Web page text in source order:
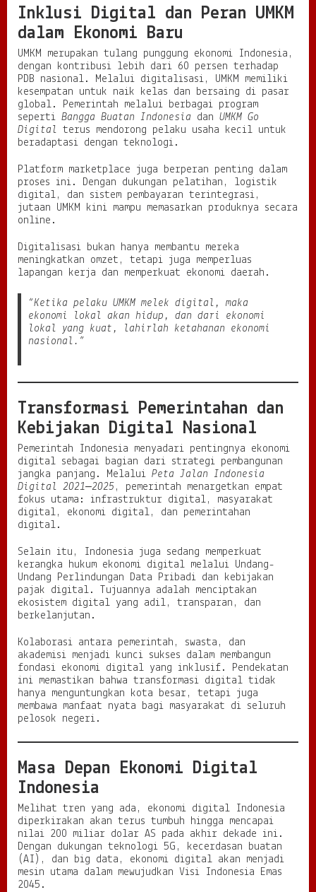
Inklusi Digital dan Peran UMKM
dalam Ekonomi Baru
UMKM merupakan tulang punggung ekonomi Indonesia,
dengan kontribusi lebih dari 60 persen terhadap
PDB nasional. Melalui digitalisasi, UMKM memiliki
kesempatan untuk naik kelas dan bersaing di pasar
global. Pemerintah melalui berbagai program
seperti Bangga Buatan Indonesia dan UMKM Go
Digital terus mendorong pelaku usaha kecil untuk
beradaptasi dengan teknologi.
Platform marketplace juga berperan penting dalam
proses ini. Dengan dukungan pelatihan, logistik
digital, dan sistem pembayaran terintegrasi,
jutaan UMKM kini mampu memasarkan produknya secara
online.
Digitalisasi bukan hanya membantu mereka
meningkatkan omzet, tetapi juga memperluas
lapangan kerja dan memperkuat ekonomi daerah.
“Ketika pelaku UMKM melek digital, maka
ekonomi lokal akan hidup, dan dari ekonomi
lokal yang kuat, lahirlah ketahanan ekonomi
nasional.”
Transformasi Pemerintahan dan
Kebijakan Digital Nasional
Pemerintah Indonesia menyadari pentingnya ekonomi
digital sebagai bagian dari strategi pembangunan
jangka panjang. Melalui Peta Jalan Indonesia
Digital 2021–2025 , pemerintah menargetkan empat
fokus utama: infrastruktur digital, masyarakat
digital, ekonomi digital, dan pemerintahan
digital.
Selain itu, Indonesia juga sedang memperkuat
kerangka hukum ekonomi digital melalui Undang-
Undang Perlindungan Data Pribadi dan kebijakan
pajak digital. Tujuannya adalah menciptakan
ekosistem digital yang adil, transparan, dan
berkelanjutan.
Kolaborasi antara pemerintah, swasta, dan
akademisi menjadi kunci sukses dalam membangun
fondasi ekonomi digital yang inklusif. Pendekatan
ini memastikan bahwa transformasi digital tidak
hanya menguntungkan kota besar, tetapi juga
membawa manfaat nyata bagi masyarakat di seluruh
pelosok negeri.
Masa Depan Ekonomi Digital
Indonesia
Melihat tren yang ada, ekonomi digital Indonesia
diperkirakan akan terus tumbuh hingga mencapai
nilai 200 miliar dolar AS pada akhir dekade ini.
Dengan dukungan teknologi 5G, kecerdasan buatan
(AI), dan big data, ekonomi digital akan menjadi
mesin utama dalam mewujudkan Visi Indonesia Emas
2045.